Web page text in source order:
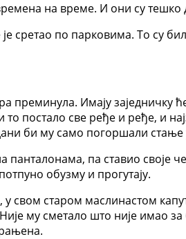
на време. И они су
сретао по парковима. То су
преминула. Имају заједничку
постало све ређе и ређе, и
би му само погоршали стање
па ставио своје
обузму и прогутају.
старом маслинастом
му сметало што није имао